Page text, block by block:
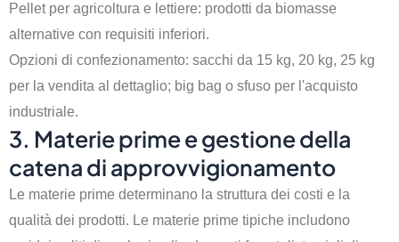
Pellet per agricoltura e lettiere: prodotti da biomasse
alternative con requisiti inferiori.
Opzioni di confezionamento: sacchi da 15 kg, 20 kg, 25 kg
per la vendita al dettaglio; big bag o sfuso per l'acquisto
industriale.
3. Materie prime e gestione della
catena di approvvigionamento
Le materie prime determinano la struttura dei costi e la
qualità dei prodotti. Le materie prime tipiche includono